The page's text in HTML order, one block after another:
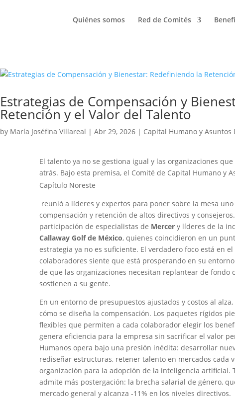
Quiénes somos Red de Comités
Estrategias de Compensación y
Retención y el Valor del Talento
by María Joséfina Villareal | Abr 29, 2026| Capital Humano y Asuntos
El talento ya no se gestiona igual y las organizaciones
atrás. Bajo esta premisa, el Comité de Capital Humano y
Capítulo Noreste
reunió a líderes y expertos para poner sobre la mesa
compensación y retención de altos directivos y
participación de especialistas de Mercer y líderes de la
Callaway Golf de México, quienes coincidieron en un
estrategia ya no es suficiente. El verdadero foco está en
colaboradores siente que está prosperando en su
de que las organizaciones necesitan replantear de fondo
sostienen a su gente.
En un entorno de presupuestos ajustados y costos al
cómo se diseña la compensación. Los paquetes rígidos
flexibles que permiten a cada colaborador elegir los
genera eficiencia para la empresa sin sacrificar el valor
Humanos opera bajo una presión inédita: desarrollar
rediseñar estructuras, retener talento en mercados cada
organización para la adopción de la inteligencia artificial.
admite más postergación: la brecha salarial de género,
mercado general y alcanza -11% en los niveles directivos.